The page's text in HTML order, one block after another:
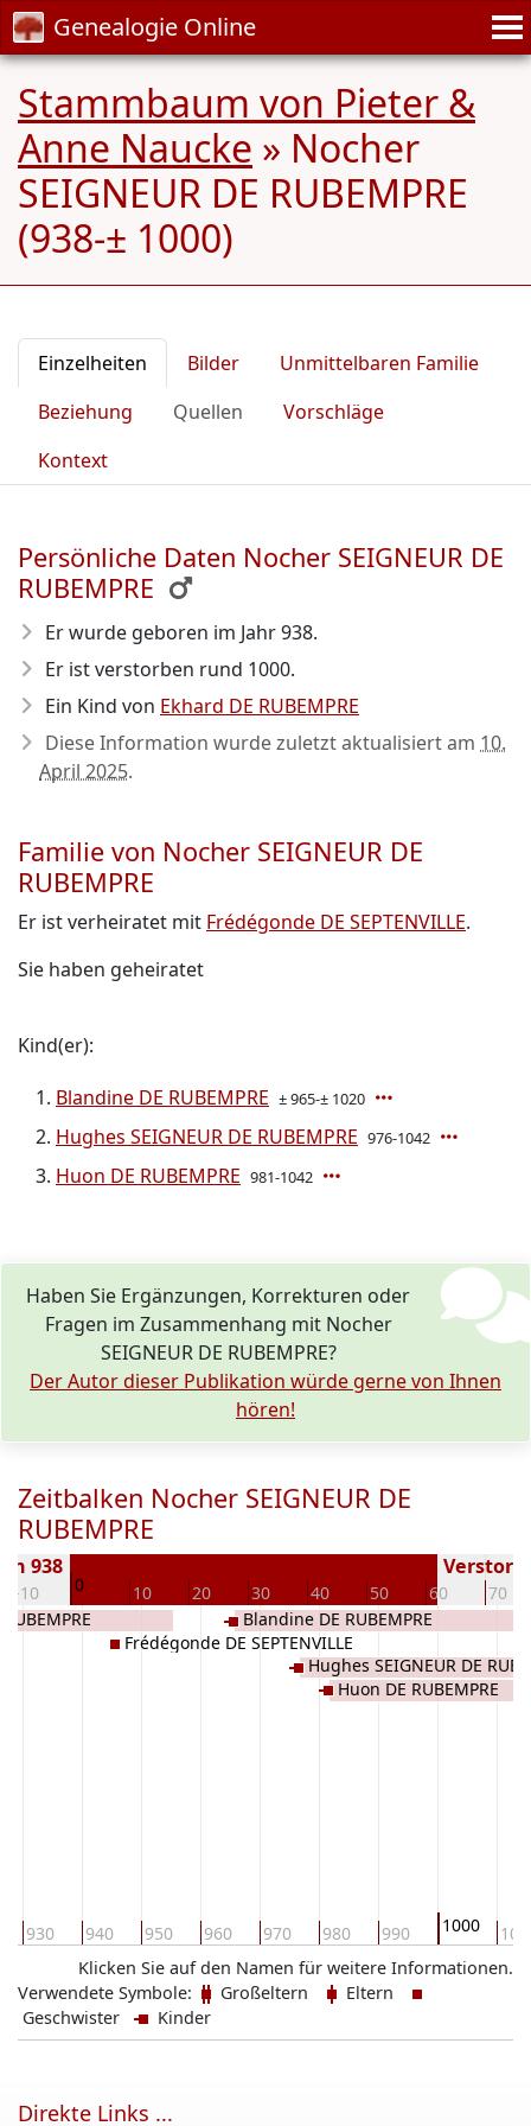
Genealogie Online
Stammbaum von Pieter &
Anne Naucke » Nocher
SEIGNEUR DE RUBEMPRE
(938-± 1000)
Einzelheiten Bilder
Unmittelbaren Familie
Beziehung
Quellen
Vorschläge
Kontext
Persönliche Daten Nocher SEIGNEUR DE
RUBEMPRE
Er wurde geboren im Jahr 938.
Er ist verstorben rund 1000.
Ein Kind von Ekhard DE RUBEMPRE
Diese Information wurde zuletzt aktualisiert am 10.
April 2025.
Familie von Nocher SEIGNEUR DE
RUBEMPRE
Er ist verheiratet mit Frédégonde DE SEPTENVILLE.
Sie haben geheiratet
Kind(er):
Blandine DE RUBEMPRE ± 965-± 1020
Hughes SEIGNEUR DE RUBEMPRE 976-1042
Huon DE RUBEMPRE 981-1042
Haben Sie Ergänzungen, Korrekturen oder
Fragen im Zusammenhang mit Nocher
SEIGNEUR DE RUBEMPRE?
Der Autor dieser Publikation würde gerne von Ihnen
hören!
Zeitbalken Nocher SEIGNEUR DE
RUBEMPRE
-10 0 10 20 30 40 50 60 70
938
930 940 950 960 970 980 990 1000
Frédégonde DE SEPTENVILLE
Blandine DE RUBEMPRE
Hughes SEIGNEUR DE
Huon DE RUBEMPRE
Klicken Sie auf den Namen für weitere Informationen.
Verwendete Symbole:
Großeltern
Eltern
Geschwister
Kinder
Direkte Links ...